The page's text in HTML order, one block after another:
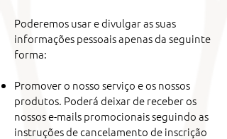
Poderemos usar e divulgar as suas
informações pessoais apenas da seguinte
forma:
Promover o nosso serviço e os nossos
produtos. Poderá deixar de receber os
nossos e-mails promocionais seguindo as
instruções de cancelamento de inscrição